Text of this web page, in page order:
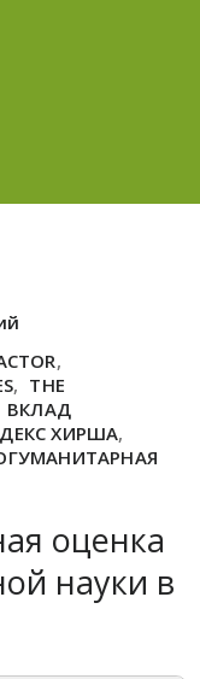
,
, THE
ВКЛАД
ХИРША,
оценка
науки в